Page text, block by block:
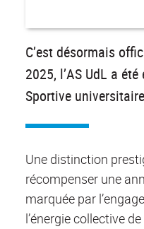
C’est désormais
2025, l’AS UdL a
Sportive
Une distinction
récompenser une
marquée par
l’énergie collective